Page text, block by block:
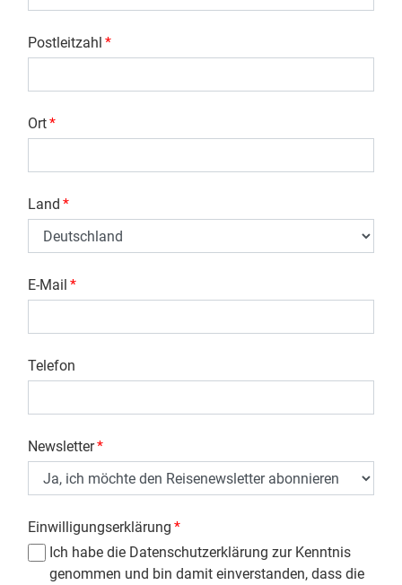
Postleitzahl *
Ort*
Land *
E-Mail *
Telefon
Newsletter*
Einwilligungserklärung *
Ich habe die Datenschutzerklärung zur Kenntnis
genommen und bin damit einverstanden, dass die